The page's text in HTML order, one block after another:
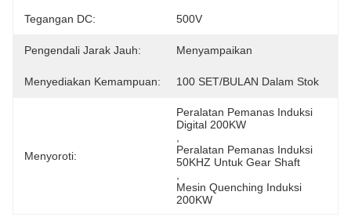
Tegangan DC: 500V
Pengendali Jarak Jauh: Menyampaikan
Menyediakan Kemampuan: 100 SET/BULAN Dalam Stok
Menyoroti:
Peralatan Pemanas Induksi
Digital 200KW
Peralatan Pemanas Induksi
50KHZ Untuk Gear Shaft
Mesin Quenching Induksi
200KW